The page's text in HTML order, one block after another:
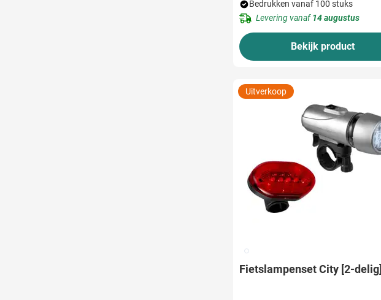
Bedrukken vanaf 100 stuks
Levering vanaf14 augustus
Bekijk product
009
Fietslampenset City [2-delig]
Uitverkoop